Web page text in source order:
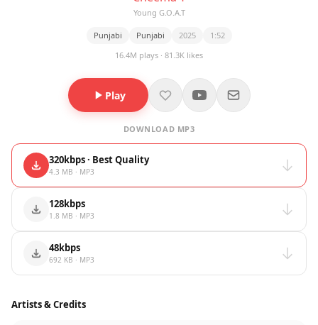
Young G.O.A.T
Punjabi Punjabi 2025
1:52
16.4M plays · 81.3K likes
Play
DOWNLOAD MP3
320kbps · Best Quality
4.3 MB · MP3
128kbps
1.8 MB · MP3
48kbps
692 KB · MP3
Artists & Credits